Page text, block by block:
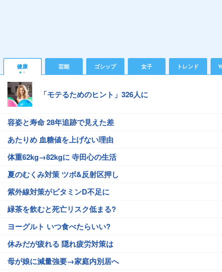
健康 芸能 ゴシップ 女子 トレンド
「モテるためのヒント」326人に
容姿と寿命 28年追跡で見えた差
あたりめ 血糖値を上げない理由
体重62kg→82kgに 寺田心の生活
夏のむくみ対策 ツボ&反射区押し
紫外線対策がビタミンD不足に
緑茶を飲むと死亡リスク低まる?
ヨーグルト いつ食べたらいい?
休みだが疲れる 隠れ疲労対策は
母が娘に減量強要→家庭内別居へ